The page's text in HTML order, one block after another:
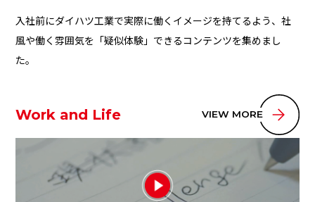
入社前にダイハツ工業で実際に働くイメージを持てるよう、社
風や働く雰囲気を「疑似体験」できるコンテンツを集めまし
た。
Work and Life